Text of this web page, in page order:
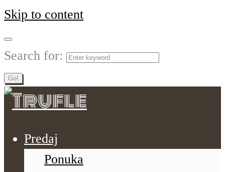
Skip to content
Search for:
Go!
Predaj
Ponuka